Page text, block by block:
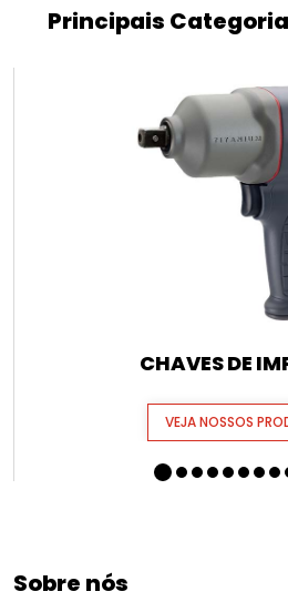
Principais
CHAVES DE
VEJA NOSSOS
Sobre nós